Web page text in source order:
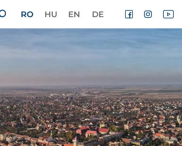
RO HU EN DE